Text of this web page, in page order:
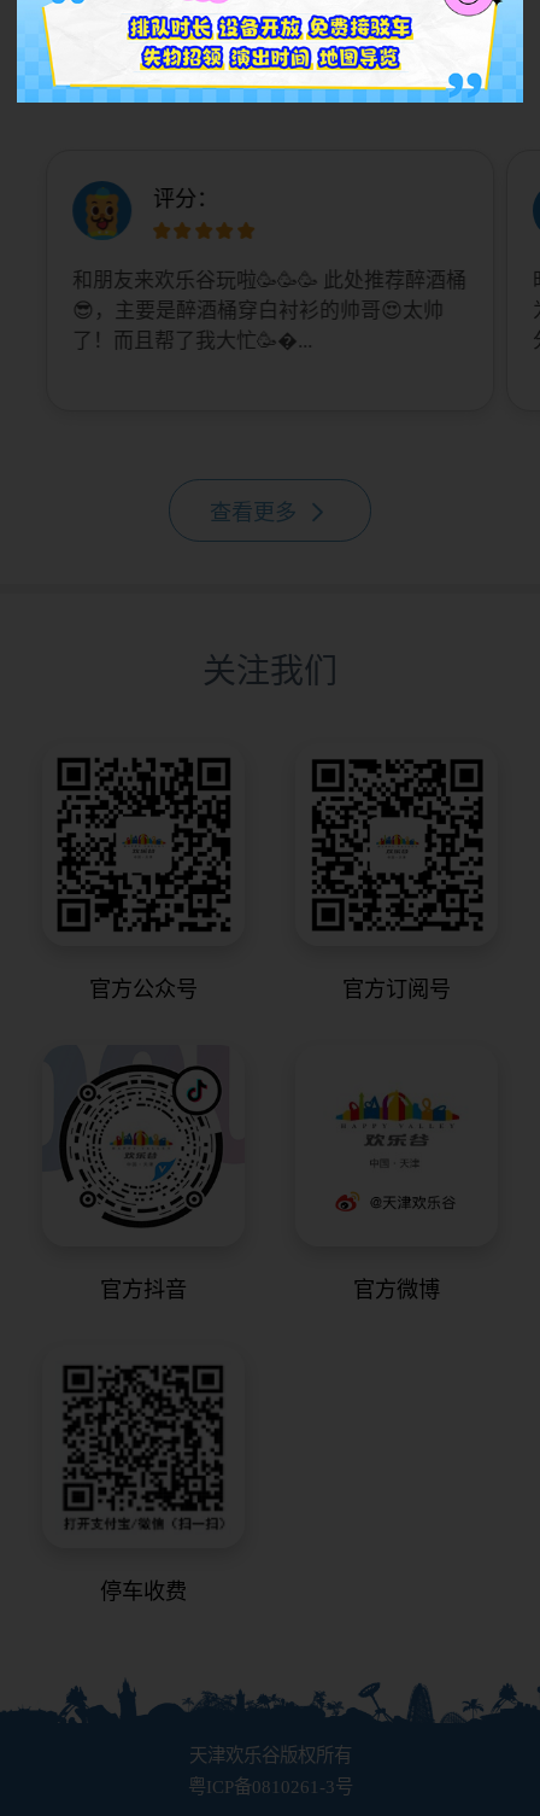
游客评论
评分：
和朋友来欢乐谷玩啦🥳🥳🥳 此处推荐醉酒桶
😎，主要是醉酒桶穿白衬衫的帅哥😍太帅
了！而且帮了我大忙🥳...
查看更多
关注我们
官方公众号 官方订阅号
官方抖音 官方微博
停车收费
天津欢乐谷版权所有
粤ICP备0810261-3号